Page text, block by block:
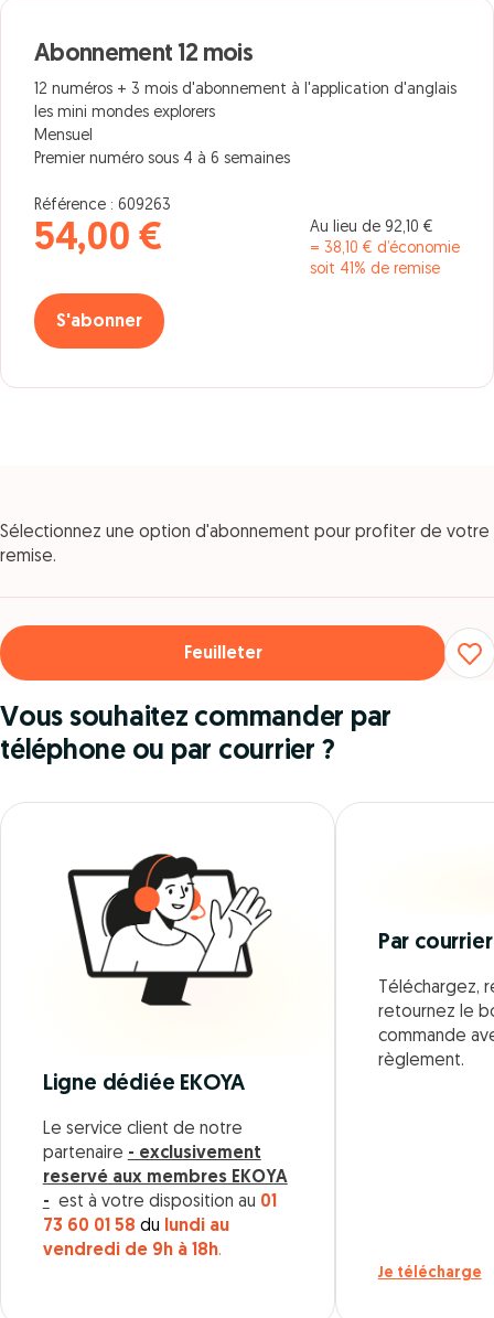
Abonnement 12 mois
12 numéros + 3 mois d'abonnement à l'application d'anglais
les mini mondes explorers
Mensuel
Premier numéro sous 4 à 6 semaines
Référence : 609263
54,00 €
Au lieu de 92,10 €
= 38,10 € d’économie
soit 41% de remise
S'abonner
Sélectionnez une option d'abonnement pour profiter de votre
remise.
Feuilleter
Vous souhaitez commander par
téléphone ou par courrier ?
Ligne dédiée EKOYA
Le service client de notre
partenaire - exclusivement
reservé aux membres EKOYA
- est à votre disposition au 01
73 60 01 58 du
lundi au
vendredi de 9h à 18h.
Par courrier
Téléchargez,
retournez le
commande
règlement.
Je télécharge